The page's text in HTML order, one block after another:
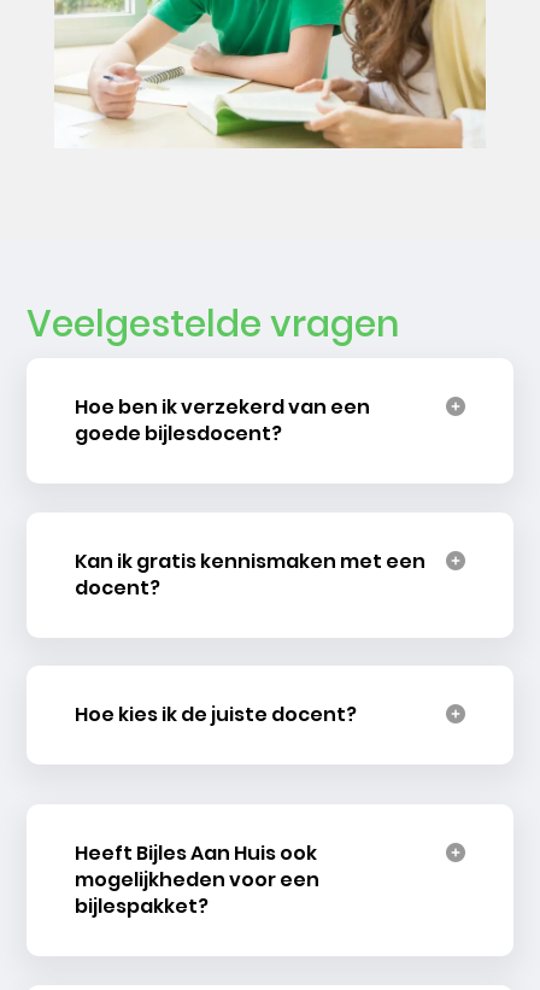
Veelgestelde vragen
Hoe ben ik verzekerd van een
goede bijlesdocent?
Kan ik gratis kennismaken met een
docent?
Hoe kies ik de juiste docent?
Heeft Bijles Aan Huis ook
mogelijkheden voor een
bijlespakket?